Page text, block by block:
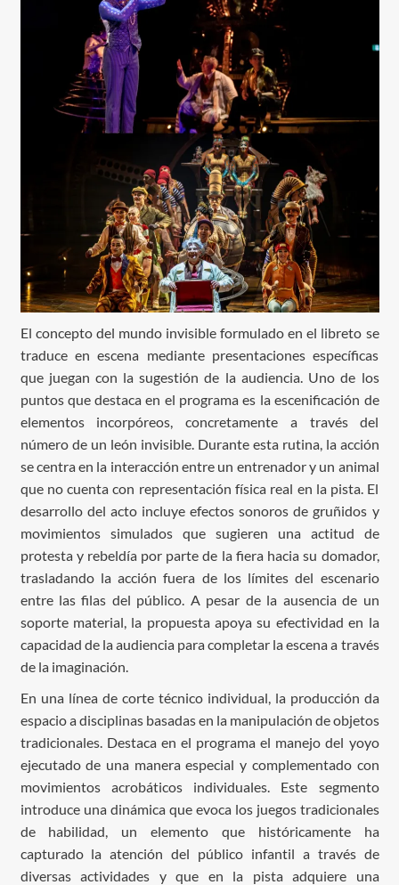
El concepto del mundo invisible formulado en el libreto se
traduce en escena mediante presentaciones específicas
que juegan con la sugestión de la audiencia. Uno de los
puntos que destaca en el programa es la escenificación de
elementos incorpóreos, concretamente a través del
número de un león invisible. Durante esta rutina, la acción
se centra en la interacción entre un entrenador y un animal
que no cuenta con representación física real en la pista. El
desarrollo del acto incluye efectos sonoros de gruñidos y
movimientos simulados que sugieren una actitud de
protesta y rebeldía por parte de la fiera hacia su domador,
trasladando la acción fuera de los límites del escenario
entre las filas del público. A pesar de la ausencia de un
soporte material, la propuesta apoya su efectividad en la
capacidad de la audiencia para completar la escena a través
de la imaginación.
En una línea de corte técnico individual, la producción da
espacio a disciplinas basadas en la manipulación de objetos
tradicionales. Destaca en el programa el manejo del yoyo
ejecutado de una manera especial y complementado con
movimientos acrobáticos individuales. Este segmento
introduce una dinámica que evoca los juegos tradicionales
de habilidad, un elemento que históricamente ha
capturado la atención del público infantil a través de
diversas actividades y que en la pista adquiere una